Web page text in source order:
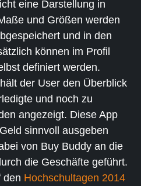
eine Darstellung in
und Größen werden
und in den
können im Profil
definiert werden.
der User den Überblick
und noch zu
angezeigt. Diese App
sinnvoll ausgeben
von Buy Buddy an die
die Geschäfte geführt.
den Hochschultagen 2014